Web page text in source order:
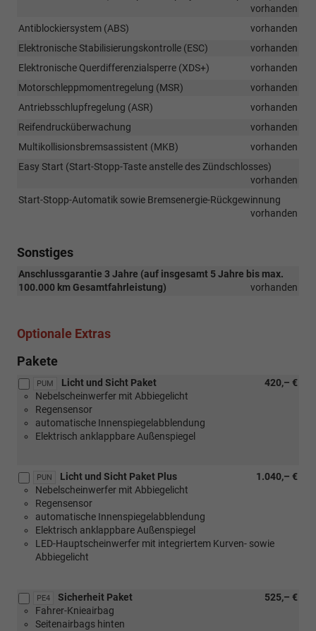
vorhanden
Antiblockiersystem (ABS)
vorhanden
Elektronische Stabilisierungskontrolle (ESC)
vorhanden
Elektronische Querdifferenzialsperre (XDS+)
vorhanden
Motorschleppmomentregelung (MSR)
vorhanden
Antriebsschlupfregelung (ASR)
vorhanden
Reifendrucküberwachung
vorhanden
Multikollisionsbremsassistent (MKB)
vorhanden
Easy Start (Start-Stopp-Taste anstelle des Zündschlosses)
vorhanden
Start-Stopp-Automatik sowie Bremsenergie-Rückgewinnung
vorhanden
Sonstiges
Anschlussgarantie 3 Jahre (auf insgesamt 5 Jahre bis max.
100.000 km Gesamtfahrleistung)
vorhanden
Optionale Extras
Pakete
PUM 420,– €
Licht und Sicht Paket
Nebelscheinwerfer mit Abbiegelicht
Regensensor
automatische Innenspiegelabblendung
Elektrisch anklappbare Außenspiegel
PUN 1.040,– €
Licht und Sicht Paket Plus
Nebelscheinwerfer mit Abbiegelicht
Regensensor
automatische Innenspiegelabblendung
Elektrisch anklappbare Außenspiegel
LED-Hauptscheinwerfer mit integriertem Kurven- sowie
Abbiegelicht
PE4 525,– €
Sicherheit Paket
Fahrer-Knieairbag
Seitenairbags hinten